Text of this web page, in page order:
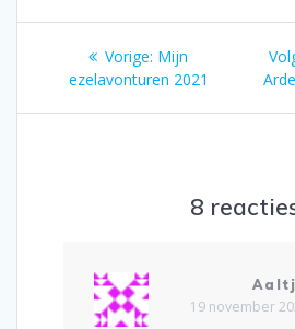
Bericht
navigatie
Vorige: Vorig
bericht:
Mijn
ezelavonturen 2021
8
19 november